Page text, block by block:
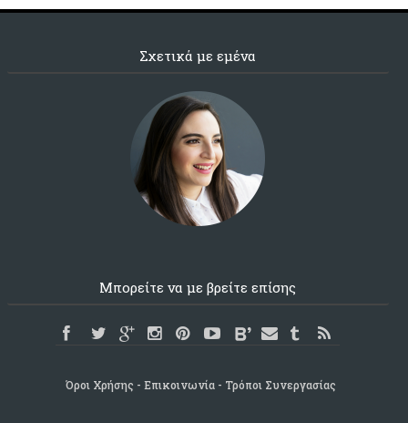
Σχετικά με εμένα
Μπορείτε να με βρείτε επίσης
Όροι Χρήσης Επικοινωνία Τρόποι Συνεργασίας